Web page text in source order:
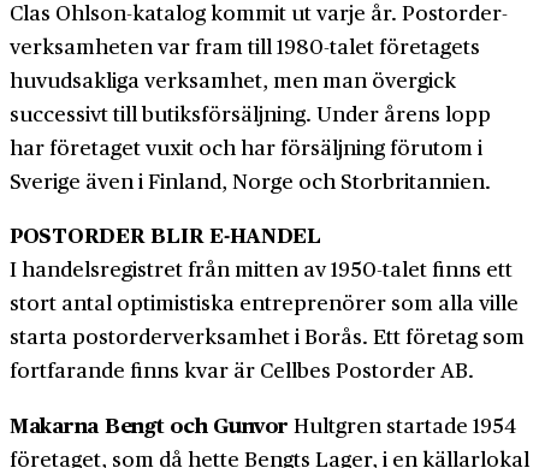
Clas Ohlson-katalog kommit ut varje år. Post­order­
verksamheten var fram till 1980-talet företagets
huvud­sakliga verksamhet, men man över­gick
successivt till butiks­försäljning. Under årens lopp
har företaget vuxit och har för­säljning förutom i
Sverige även i Finland, Norge och Stor­britannien.
POSTORDER BLIR E-HANDEL
I handelsregistret från mitten av 1950-talet finns ett
stort antal optimistiska entreprenörer som alla ville
starta postorderverksamhet i Borås. Ett företag som
fortfarande finns kvar är Cellbes Postorder AB.
Makarna Bengt och Gunvor Hultgren startade 1954
företaget, som då hette Bengts Lager, i en källar­lokal